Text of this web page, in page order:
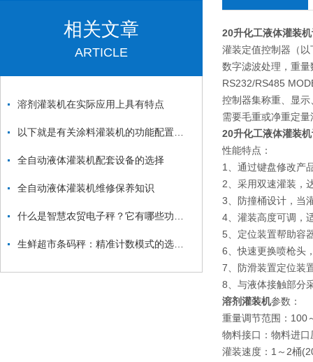
相关文章
ARTICLE
溶剂灌装机在实际应用上具有特点
全自动液体灌装机配套设备的选择
全自动液体灌装机维修保养知识
20升化工液体灌装
灌装定值控制器（
数字滤波处理，重
RS232/RS485
控制器集称重、显
需要毛重或净重定
20升化工液体灌装
性能特点：
1、通过键盘修改产
2、采用双速灌装，
3、防撞桶设计，当
4、灌装高度可调，
5、定位装置帮助容
6、快速更换喷枪头
7、防滑装置定位装
8、与液体接触部分
溶剂灌装机参数：
重量调节范围：100
物料接口：物料进
灌装速度：1～2桶